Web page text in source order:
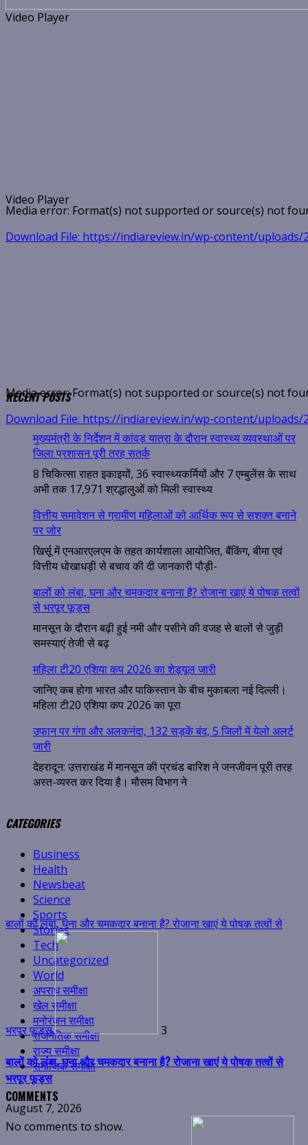
Video Player
Media error: Format(s) not supported or source(s) not
Download File: https://indiareview.in/wp-content/uploads/
00:00
Video Player
Media error: Format(s) not supported or source(s) not
Download File: https://indiareview.in/wp-content/uploads/
RECENT POSTS
मुख्यमंत्री के निर्देशन में कांवड़ यात्रा के दौरान स्वास्थ्य व्यवस्थाओं पर
जिला प्रशासन पूरी तरह सतर्क
8 चिकित्सा राहत इकाइयों, 36 स्वास्थ्यकर्मियों और 7 एम्बुलेंस के साथ
अभी तक 17,971 श्रद्धालुओं को मिली स्वास्थ्य
वित्तीय समावेशन से ग्रामीण महिलाओं को आर्थिक रूप से सशक्त बनाने
पर जोर
खिर्सू में एनआरएलएम के तहत कार्यशाला आयोजित, बैंकिंग, बीमा एवं
वित्तीय धोखाधड़ी से बचाव की दी जानकारी पौड़ी-
बालों को लंबा, घना और चमकदार बनाना है? रोजाना खाएं ये पोषक तत्वों
से भरपूर फूड्स
मानसून के दौरान बढ़ी हुई नमी और पसीने की वजह से बालों से जुड़ी
समस्याएं तेजी से बढ़
महिला टी20 एशिया कप 2026 का शेड्यूल जारी
जानिए कब होगा भारत और पाकिस्तान के बीच मुकाबला नई दिल्ली।
महिला टी20 एशिया कप 2026 का पूरा
उफान पर गंगा और अलकनंदा, 132 सड़कें बंद, 5 जिलों में येलो अलर्ट
जारी
देहरादून: उत्तराखंड में मानसून की प्रचंड बारिश ने जनजीवन पूरी तरह
अस्त-व्यस्त कर दिया है। मौसम विभाग ने
CATEGORIES
Business
Health
Newsbeat
Science
Sports
Stories
Tech
Uncategorized
World
अपराध समीक्षा
खेल समीक्षा
मनोरंजन समीक्षा
राजनैतिक समीक्षा
राज्य समीक्षा
समाजिक समीक्षा
COMMENTS
No comments to show.
बालों को लंबा, घना और चमकदार बनाना है? रोजाना खाएं ये पोषक तत्वों से
भरपूर फूड्स
बालों को लंबा, घना और चमकदार बनाना है? रोजाना खाएं ये पोषक तत्वों से
भरपूर फूड्स
August 7, 2026